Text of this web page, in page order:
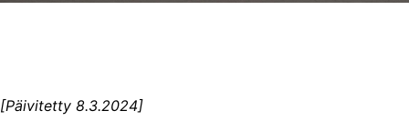
[Päivitetty 8.3.2024]